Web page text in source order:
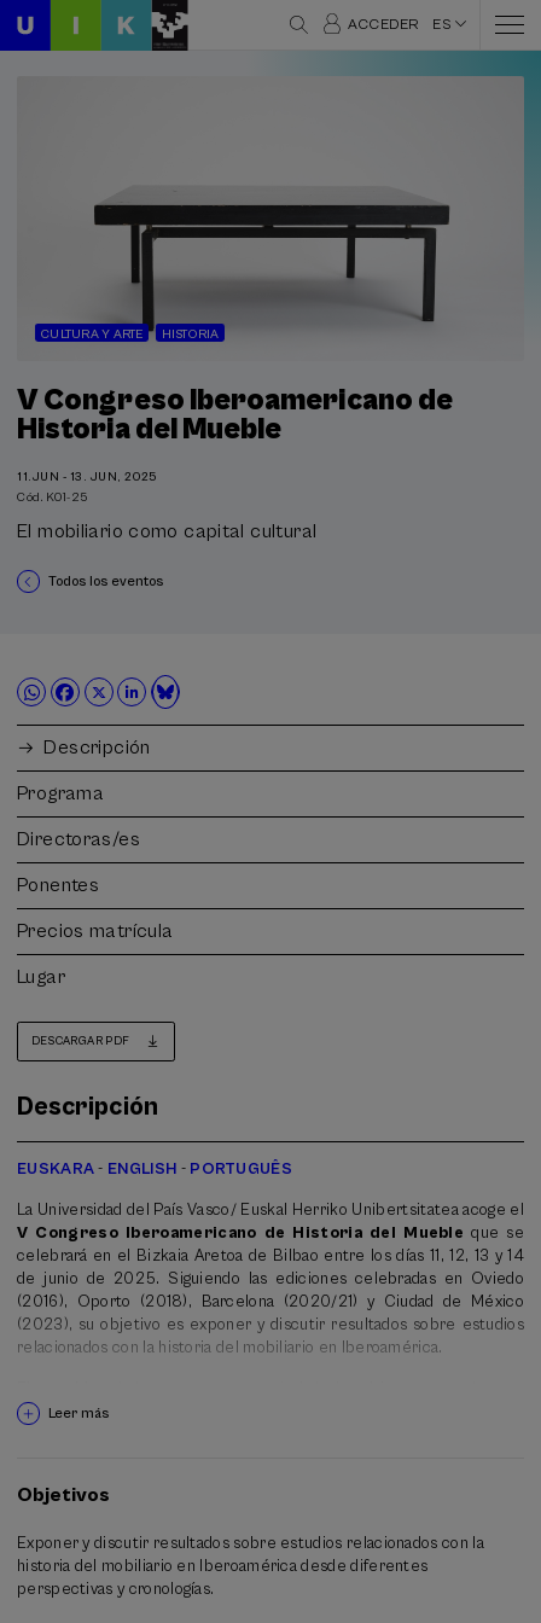
ACCEDER ES
CULTURA Y ARTE HISTORIA
V Congreso Iberoamericano de
Historia del Mueble
11.JUN - 13. JUN, 2025
Cód. K01-25
El mobiliario como capital cultural
Todos los eventos
Descripción
Programa
Directoras/es
Ponentes
Precios matrícula
Lugar
DESCARGAR PDF
Descripción
EUSKARA- ENGLISH - PORTUGUÊS
La Universidad del País Vasco/ Euskal Herriko Unibertsitatea acoge el
V Congreso Iberoamericano de Historia del Mueble que se
celebrará en el Bizkaia Aretoa de Bilbao entre los días 11, 12, 13 y 14
de junio de 2025. Siguiendo las ediciones celebradas en Oviedo
(2016), Oporto (2018), Barcelona (2020/21) y Ciudad de México
(2023), su objetivo es exponer y discutir resultados sobre estudios
relacionados con la historia del mobiliario en Iberoamérica.
diferentes períodos han permitido el desarrollo de distintas
social, a la vez que se aceptarán lecturas desde diferentes
Por lo que se invita a participar profesionales de la historia del arte, la
historia, la conservación, la restauración, la arquitectura, el diseño, la
Leer más
Objetivos
Exponer y discutir resultados sobre estudios relacionados con la
historia del mobiliario en Iberoamérica desde diferentes
perspectivas y cronologías.